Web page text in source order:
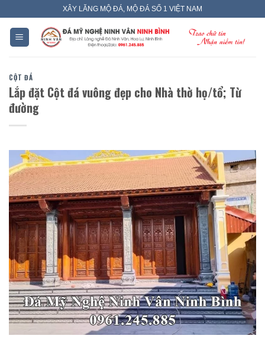
content
XÂY LĂNG MỘ ĐÁ, MỘ ĐÁ SỐ 1 VIỆT NAM
CỘT ĐÁ
Lắp đặt Cột đá vuông đẹp cho Nhà thờ họ/tổ; Từ
đường